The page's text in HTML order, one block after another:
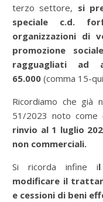
terzo settore, si
speciale c.d.
organizzazioni di
promozione
ragguagliati ad
65.000 (comma 15-
Ricordiamo che già
51/2023 noto come
rinvio al 1 luglio
non commerciali.
Si ricorda infine i
modificare il
e cessioni di beni